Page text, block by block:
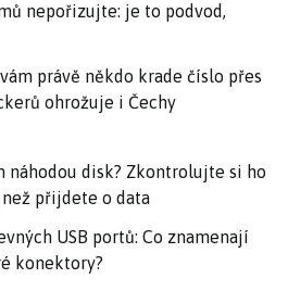
nepořizujte: je to podvod,
právě někdo krade číslo přes
ohrožuje i Čechy
náhodou disk? Zkontrolujte si ho
přijdete o data
USB portů: Co znamenají
konektory?